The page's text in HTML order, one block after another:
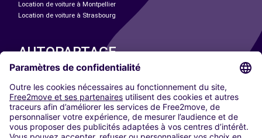
Location de voiture à Montpellier
Location de voiture à Strasbourg
AUTOPARTAGE
Paris
Madrid
Washington DC
Milan
Rome